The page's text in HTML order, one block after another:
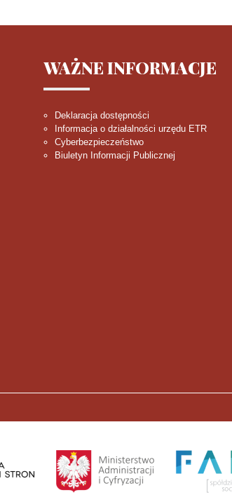
WAŻNEINFORMACJE
Deklaracja dostępności
Informacja o działalności urzędu ETR
Cyberbezpieczeństwo
Biuletyn Informacji Publicznej